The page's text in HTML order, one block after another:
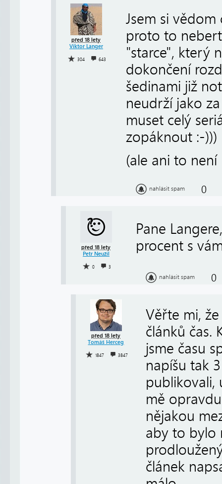
před 18 lety
Viktor Langer
304 643
Jsem si vědom
proto to
"starce", který
dokončení
šedinami již
neudrží jako
muset celý
zopáknout :-)))
(ale ani to není
nahlásit spam 0
před 18 lety
Petr Neužil
0 3
Pane
procent s
nahlásit spam 0
před 18 lety
Tomáš Herceg
1847 3847
Věřte mi,
článků čas.
jsme času
napíšu tak
publikovali,
mě
nějakou
aby to bylo
článek